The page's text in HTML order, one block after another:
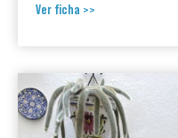
Ver ficha >>